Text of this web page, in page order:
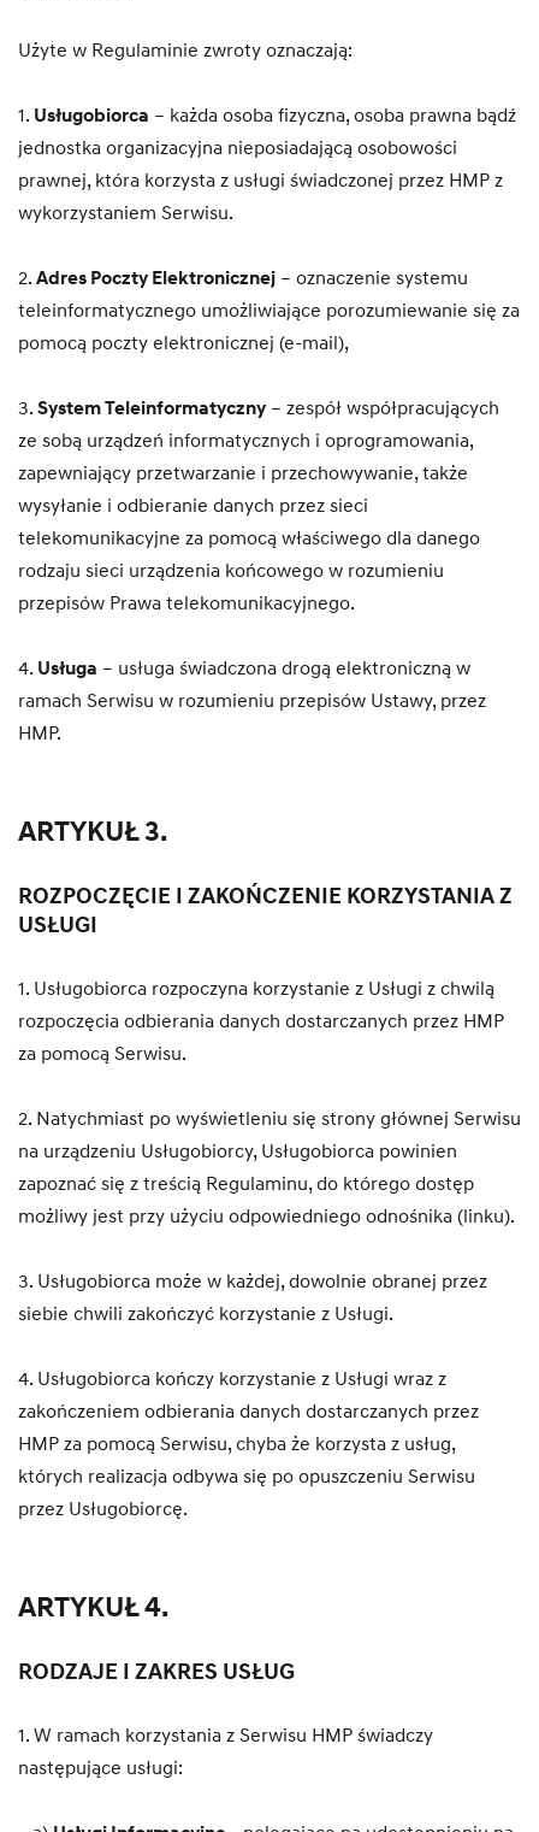
Użyte w Regulaminie zwroty oznaczają:
1. Usługobiorca – każda osoba fizyczna, osoba prawna bądź
jednostka organizacyjna nieposiadającą osobowości
prawnej, która korzysta z usługi świadczonej przez HMP z
wykorzystaniem Serwisu.
2. Adres Poczty Elektronicznej – oznaczenie systemu
teleinformatycznego umożliwiające porozumiewanie się za
pomocą poczty elektronicznej (e-mail),
3. System Teleinformatyczny – zespół współpracujących
ze sobą urządzeń informatycznych i oprogramowania,
zapewniający przetwarzanie i przechowywanie, także
wysyłanie i odbieranie danych przez sieci
telekomunikacyjne za pomocą właściwego dla danego
rodzaju sieci urządzenia końcowego w rozumieniu
przepisów Prawa telekomunikacyjnego.
4. Usługa – usługa świadczona drogą elektroniczną w
ramach Serwisu w rozumieniu przepisów Ustawy, przez
HMP.
ARTYKUŁ 3.
ROZPOCZĘCIE I ZAKOŃCZENIE KORZYSTANIA Z
USŁUGI
1. Usługobiorca rozpoczyna korzystanie z Usługi z chwilą
rozpoczęcia odbierania danych dostarczanych przez HMP
za pomocą Serwisu.
2. Natychmiast po wyświetleniu się strony głównej Serwisu
na urządzeniu Usługobiorcy, Usługobiorca powinien
zapoznać się z treścią Regulaminu, do którego dostęp
możliwy jest przy użyciu odpowiedniego odnośnika (linku).
3. Usługobiorca może w każdej, dowolnie obranej przez
siebie chwili zakończyć korzystanie z Usługi.
4. Usługobiorca kończy korzystanie z Usługi wraz z
zakończeniem odbierania danych dostarczanych przez
HMP za pomocą Serwisu, chyba że korzysta z usług,
których realizacja odbywa się po opuszczeniu Serwisu
przez Usługobiorcę.
ARTYKUŁ 4.
RODZAJE I ZAKRES USŁUG
1. W ramach korzystania z Serwisu HMP świadczy
następujące usługi: